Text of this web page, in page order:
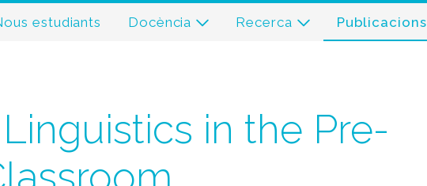
estudiants Docència Recerca Publicacions
in the Pre-